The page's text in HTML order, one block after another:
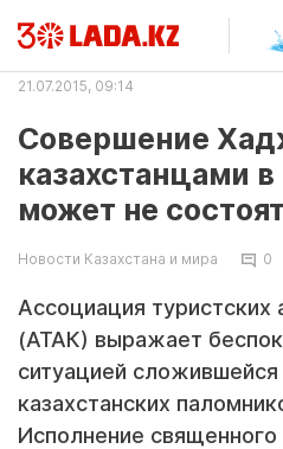
21.07.2015, 09:14
Совершение
казахстанцами
может не
Новости Казахстана и мира 0
Ассоциация туристских
(АТАК) выражает
ситуацией сложившейся
казахстанских
Исполнение